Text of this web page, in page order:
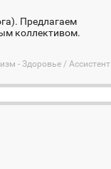
Предлагаем
коллективом.
- Здоровье / Ассистент